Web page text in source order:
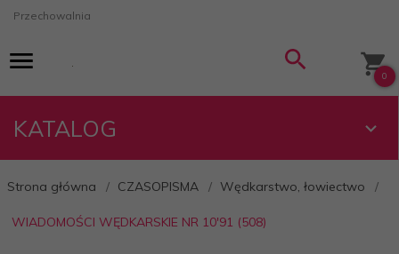
Przechowalnia
0
KATALOG
Strona główna CZASOPISMA Wędkarstwo, łowiectwo
WIADOMOŚCI WĘDKARSKIE NR 10'91 (508)